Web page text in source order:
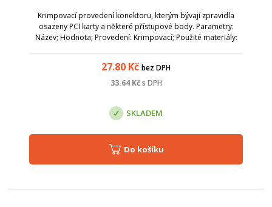
Krimpovací provedení konektoru, kterým bývají zpravidla
osazeny PCI karty a některé přístupové body. Parametry:
Název; Hodnota; Provedení: Krimpovací; Použité materiály:
27.80 Kč bez DPH
33.64Kč s DPH
SKLADEM
Do košíku